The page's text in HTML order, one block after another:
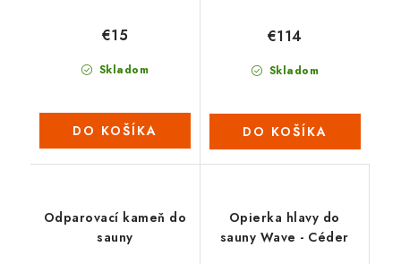
Skladom
€15
DO KOŠÍKA
Skladom
€114
DO KOŠÍKA
Odparovací kameň do
sauny
Opierka hlavy do
sauny Wave - Céder